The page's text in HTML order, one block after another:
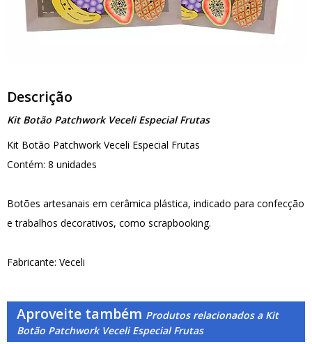
Descrição
Kit Botão Patchwork Veceli Especial Frutas
Kit Botão Patchwork Veceli Especial Frutas
Contém: 8 unidades
Botões artesanais em cerâmica plástica, indicado para confecção
e trabalhos decorativos, como scrapbooking.
Fabricante: Veceli
Aproveite também Produtos relacionados a Kit
Botão Patchwork Veceli Especial Frutas